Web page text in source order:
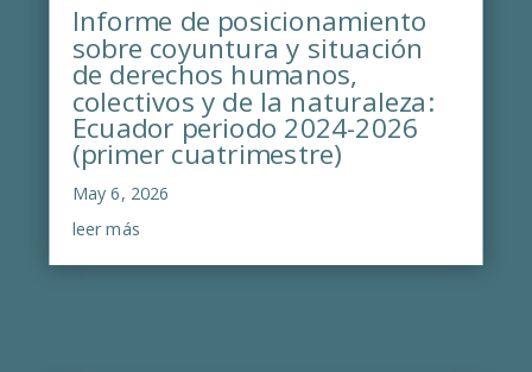
Informe de posicionamiento
sobre coyuntura y situación
de derechos humanos,
colectivos y de la naturaleza:
Ecuador periodo 2024-2026
(primer cuatrimestre)
May 6, 2026
leer más